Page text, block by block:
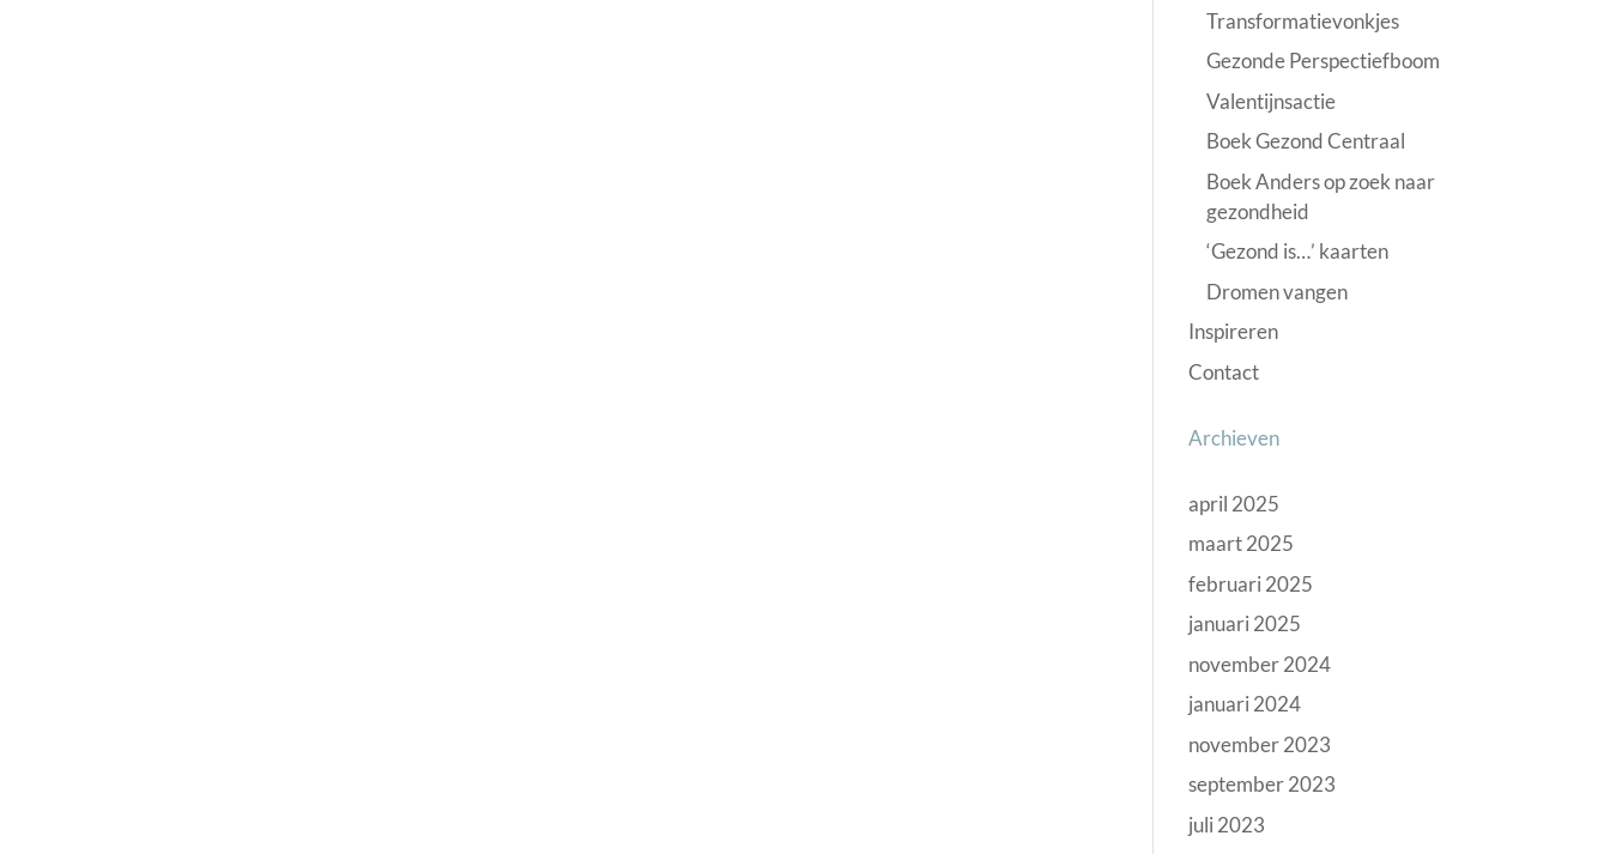
Transformatievonkjes
Gezonde Perspectiefboom
Valentijnsactie
Boek Gezond Centraal
Boek Anders op zoek naar
gezondheid
‘Gezond is…’ kaarten
Dromen vangen
Inspireren
Contact
Archieven
april 2025
maart 2025
februari 2025
januari 2025
november 2024
januari 2024
november 2023
september 2023
juli 2023